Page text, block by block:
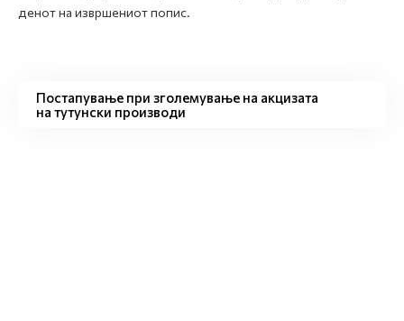
денот на извршениот попис.
Постапување при зголемување на акцизата
на тутунски производи